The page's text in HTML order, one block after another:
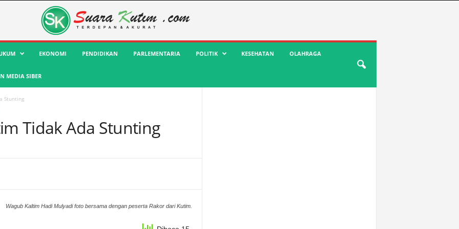
EKONOMI PENDIDIKAN PARLEMENTARIA POLITIK KESEHATAN OLAHRAGA
MEDIA SIBER
Stunting
Tidak Ada Stunting
Wagub Kaltim Hadi Mulyadi foto bersama dengan peserta Rakor dari Kutim.